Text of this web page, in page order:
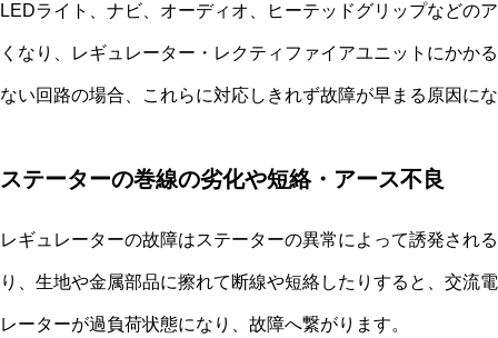
LEDライト、ナビ、オーディオ、ヒーテッドグリップなどの
くなり、レギュレーター・レクティファイアユニットにかか
ない回路の場合、これらに対応しきれず故障が早まる原因に
ステーターの巻線の劣化や短絡・アース不良
レギュレーターの故障はステーターの異常によって誘発され
り、生地や金属部品に擦れて断線や短絡したりすると、交流
レーターが過負荷状態になり、故障へ繋がります。